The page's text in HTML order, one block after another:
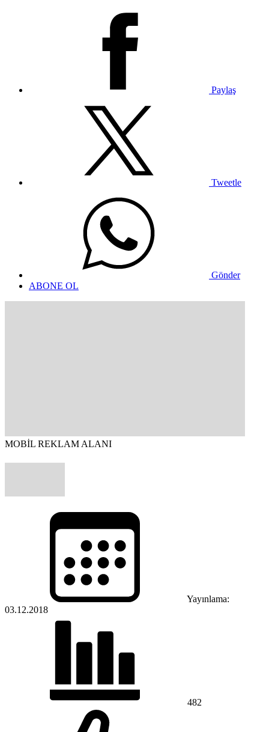
Paylaş
Tweetle
Gönder
ABONE OL
MOBİL REKLAM ALANI
Yayınlama:
03.12.2018
482